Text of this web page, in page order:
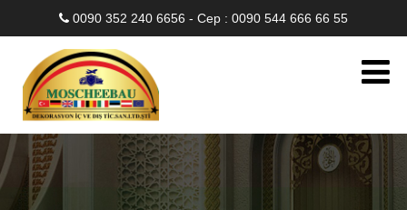
0090 352 240 6656 - Cep : 0090 544 666 66 55